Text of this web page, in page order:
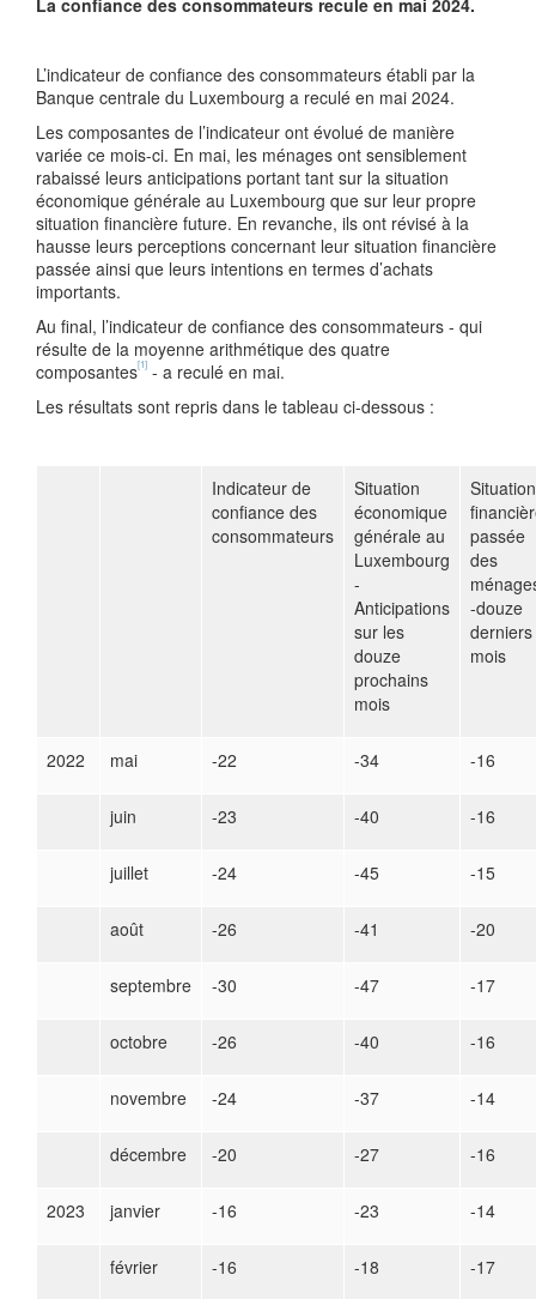
La confiance des consommateurs recule en mai 2024.
L’indicateur de confiance des consommateurs établi par la
Banque centrale du Luxembourg a reculé en mai 2024.
Les composantes de l’indicateur ont évolué de manière
variée ce mois-ci. En mai, les ménages ont sensiblement
rabaissé leurs anticipations portant tant sur la situation
économique générale au Luxembourg que sur leur propre
situation financière future. En revanche, ils ont révisé à la
hausse leurs perceptions concernant leur situation financière
passée ainsi que leurs intentions en termes d’achats
importants.
Au final, l’indicateur de confiance des consommateurs - qui
résulte de la moyenne arithmétique des quatre
composantes[1] - a reculé en mai.
Les résultats sont repris dans le tableau ci-dessous :
Indicateur de
confiance des
consommateurs
Situation
économique
générale au
Luxembourg
-
Anticipations
sur les
douze
prochains
mois
Situation
passée
des
-douze
derniers
mois
2022 mai -22 -34 -16
juin -23 -40 -16
juillet -24 -45 -15
août -26 -41 -20
septembre -30 -47 -17
octobre -26 -40 -16
novembre -24 -37 -14
décembre -20 -27 -16
2023 janvier -16 -23 -14
février -16 -18 -17